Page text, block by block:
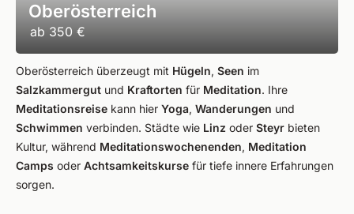
Oberösterreich
ab 350 €
Oberösterreich überzeugt mit Hügeln, Seen im
Salzkammergut und Kraftorten für Meditation. Ihre
Meditationsreise kann hier Yoga, Wanderungen und
Schwimmen verbinden. Städte wie Linz oder Steyr bieten
Kultur, während Meditationswochenenden, Meditation
Camps oder Achtsamkeitskurse für tiefe innere Erfahrungen
sorgen.